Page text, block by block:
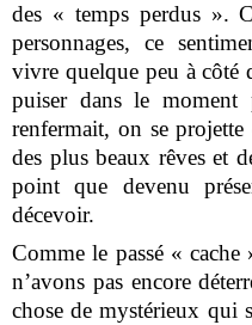
des « temps perdus ».
personnages, ce
vivre quelque peu à côté
puiser dans le moment
renfermait, on se
des plus beaux rêves et
point que devenu
décevoir.
Comme le passé «
n’avons pas encore
chose de mystérieux qui